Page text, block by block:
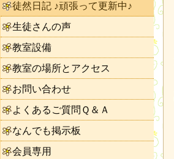
徒然日記 ♪頑張って更新中♪
生徒さんの声
教室設備
教室の場所とアクセス
お問い合わせ
よくあるご質問Ｑ＆Ａ
なんでも掲示板
会員専用